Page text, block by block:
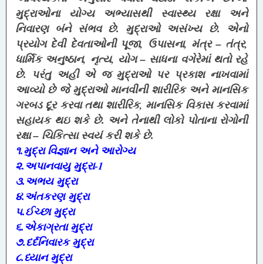
મુદ્રાઓના યોગ્ય અભ્યાસથી સ્વાસ્થ્ય રક્ષા અને
નિવારણ બંને સંભવ છે. મુદ્રાઓ અસંખ્ય છે. એનો
પ્રયોગ દેવી દેવતાઓની પૂજા, ઉપાસના, મંત્ર– તંત્ર,
ધાર્મિક અનુષ્ઠાન, નૃત્ય, યોગ– સાધના વગેરેમાં થતો રહે
છે. પરંતુ અહી એ જ મુદ્રાઓ પર પ્રકાશ નાખવામાં
આવ્યો છે જે મુદ્રાઓ માનવીની શારીરિક અને માનસિક
ગરબડ દૂર કરવા તથા શારીરિક, માનસિક વિકાસ કરવામાં
સહાયક થઇ શકે છે. અને તેનાથી લોકો પોતાના રોગોની
રક્ષા– ચિકિત્સા સ્વયં કરી શકે છે.
૧.મુદ્રા વિજ્ઞાન અને આરોગ્ય
૨.અપાનવાયુ મુદ્રા-1
૩.અભય મુદ્રા
૪.અંતકરણ મુદ્રા
૫.ઈચ્છા મુદ્રા
૬.એકાગ્રતા મુદ્રા
૭.દર્દનિવારક મુદ્રા
૮.ધ્યાન મુદ્રા